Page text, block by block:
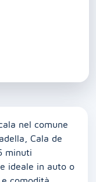
nel comune
Cala de
minuti
ideale in auto o